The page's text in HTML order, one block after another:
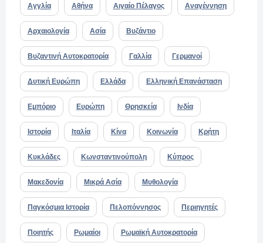
Αγγλία Αθήνα Αιγαίο Πέλαγος Αναγέννηση
Αρχαιολογία Ασία Βυζάντιο
Βυζαντινή Αυτοκρατορία Γαλλία Γερμανοί
Δυτική Ευρώπη Ελλάδα Ελληνική Επανάσταση
Εμπόριο Ευρώπη Θρησκεία Ινδία
Ιστορία Ιταλία Κίνα Κοινωνία Κρήτη
Κυκλάδες Κωνσταντινούπολη Κύπρος
Μακεδονία Μικρά Ασία Μυθολογία
Παγκόσμια Ιστορία Πελοπόννησος Περιηγητές
Ποιητής Ρωμαίοι Ρωμαϊκή Αυτοκρατορία